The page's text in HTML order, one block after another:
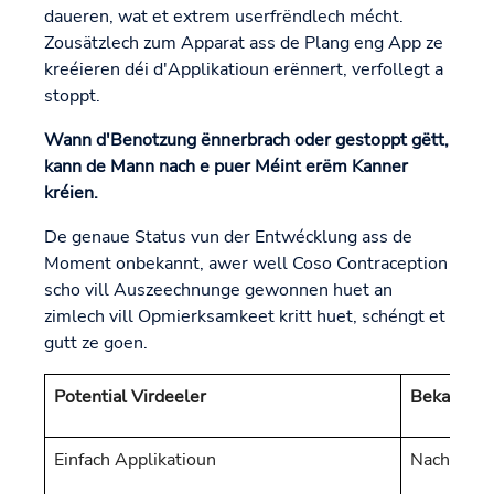
daueren, wat et extrem userfrëndlech mécht.
Zousätzlech zum Apparat ass de Plang eng App ze
kreéieren déi d'Applikatioun erënnert, verfollegt a
stoppt.
Wann d'Benotzung ënnerbrach oder gestoppt gëtt,
kann de Mann nach e puer Méint erëm Kanner
kréien.
De genaue Status vun der Entwécklung ass de
Moment onbekannt, awer well Coso Contraception
scho vill Auszeechnunge gewonnen huet an
zimlech vill Opmierksamkeet kritt huet, schéngt et
gutt ze goen.
Potential Virdeeler Bekannt
Einfach Applikatioun Nach an